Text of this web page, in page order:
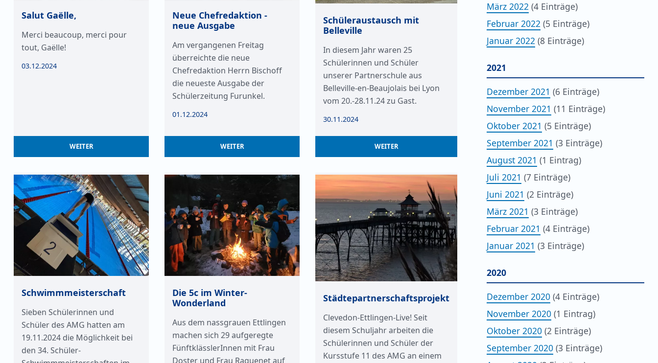
Salut Gaëlle,
Merci beaucoup, merci pour
tout, Gaëlle!
03.12.2024
WEITER
Neue Chefredaktion -
neue Ausgabe
Am vergangenen Freitag
überreichte die neue
Chefredaktion Herrn Bischoff
die neueste Ausgabe der
Schülerzeitung Furunkel.
01.12.2024
WEITER
Schüleraustausch mit
Belleville
In diesem Jahr waren 25
Schülerinnen und Schüler
unserer Partnerschule aus
Belleville-en-Beaujolais bei Lyon
vom 20.-28.11.24 zu Gast.
30.11.2024
WEITER
Schwimmmeisterschaft
Sieben Schülerinnen und
Schüler des AMG hatten am
19.11.2024 die Möglichkeit bei
den 34. Schüler-
Die 5c im Winter-
Wonderland
Aus dem nassgrauen Ettlingen
machen sich 29 aufgeregte
FünftklässlerInnen mit Frau
Doster und Frau Raguenet auf
Städtepartnerschaftsprojekt
Clevedon-Ettlingen-Live! Seit
diesem Schuljahr arbeiten die
Schülerinnen und Schüler der
Kursstufe 11 des AMG an einem
März 2022 (4 Einträge)
Februar 2022 (5 Einträge)
Januar 2022 (8 Einträge)
2021
Dezember 2021 (6 Einträge)
November 2021 (11 Einträge)
Oktober 2021 (5 Einträge)
September 2021 (3 Einträge)
August 2021 (1 Eintrag)
Juli 2021 (7 Einträge)
Juni 2021 (2 Einträge)
März 2021 (3 Einträge)
Februar 2021 (4 Einträge)
Januar 2021 (3 Einträge)
2020
Dezember 2020 (4 Einträge)
November 2020 (1 Eintrag)
Oktober 2020 (2 Einträge)
September 2020 (3 Einträge)